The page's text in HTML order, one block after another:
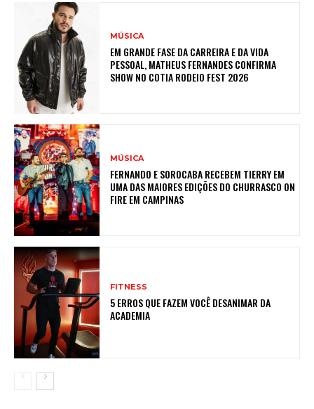
MÚSICA
EM GRANDE FASE DA CARREIRA E DA VIDA
PESSOAL, MATHEUS FERNANDES CONFIRMA
SHOW NO COTIA RODEIO FEST 2026
MÚSICA
FERNANDO E SOROCABA RECEBEM TIERRY EM
UMA DAS MAIORES EDIÇÕES DO CHURRASCO ON
FIRE EM CAMPINAS
FITNESS
5 ERROS QUE FAZEM VOCÊ DESANIMAR DA
ACADEMIA